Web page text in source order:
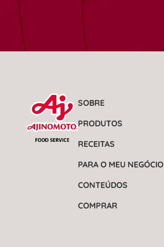
SOBRE
PRODUTOS
RECEITAS
PARA O MEU NEGÓCIO
CONTEÚDOS
COMPRAR